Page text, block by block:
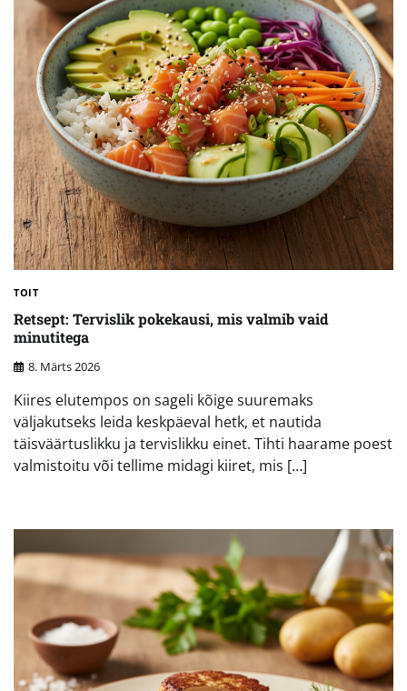
TOIT
Retsept: Tervislik pokekausi, mis valmib vaid
minutitega
8. Märts 2026
Kiires elutempos on sageli kõige suuremaks
väljakutseks leida keskpäeval hetk, et nautida
täisväärtuslikku ja tervislikku einet. Tihti haarame poest
valmistoitu või tellime midagi kiiret, mis […]